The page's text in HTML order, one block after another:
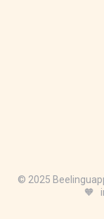
© 2025
🧡